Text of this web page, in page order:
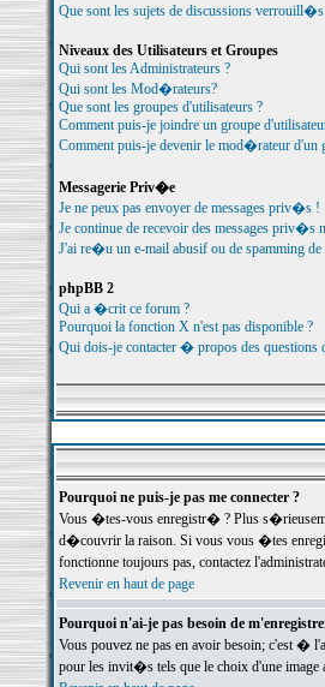
Que sont les sujets de discussions verrouill�s
Niveaux des Utilisateurs et Groupes
Qui sont les Administrateurs ?
Qui sont les Mod�rateurs?
Que sont les groupes d'utilisateurs ?
Comment puis-je joindre un groupe
Comment puis-je devenir le mod�rateur d'un
Messagerie Priv�e
Je ne peux pas envoyer de messages priv�s !
Je continue de recevoir des messages
J'ai re�u un e-mail abusif ou de spamming
phpBB 2
Qui a �crit ce forum ?
Pourquoi la fonction X n'est pas disponible ?
Qui dois-je contacter � propos des
Pourquoi ne puis-je pas me connecter ?
Vous �tes-vous enregistr� ? Plus
d�couvrir la raison. Si vous vous �tes
fonctionne toujours pas, contactez
Revenir en haut de page
Pourquoi n'ai-je pas besoin de
Vous pouvez ne pas en avoir besoin; c'est �
pour les invit�s tels que le choix d'une image